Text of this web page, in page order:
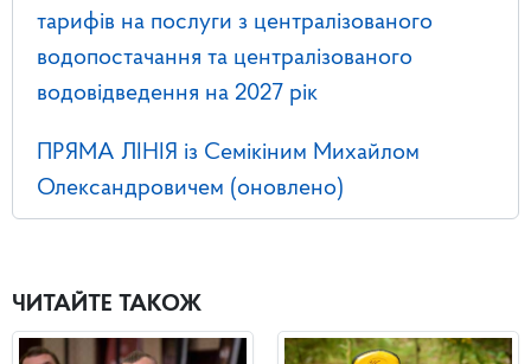
тарифів на послуги з централізованого
водопостачання та централізованого
водовідведення на 2027 рік
ПРЯМА ЛІНІЯ із Семікіним Михайлом
Олександровичем (оновлено)
ЧИТАЙТЕ ТАКОЖ